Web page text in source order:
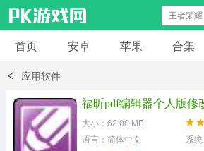
安卓应用
模拟经营
首页 安卓 苹果 合集
应用软件
大小：62.00 MB
语言：简体中文
系